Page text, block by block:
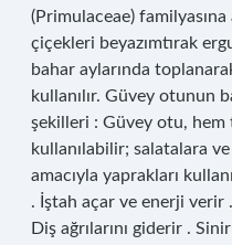
(Primulaceae)
çiçekleri beyazımtırak
bahar aylarında
kullanılır. Güvey otunun
şekilleri : Güvey otu, hem
kullanılabilir; salatalara
amacıyla yaprakları
. İştah açar ve enerji verir
Diş ağrılarını giderir .